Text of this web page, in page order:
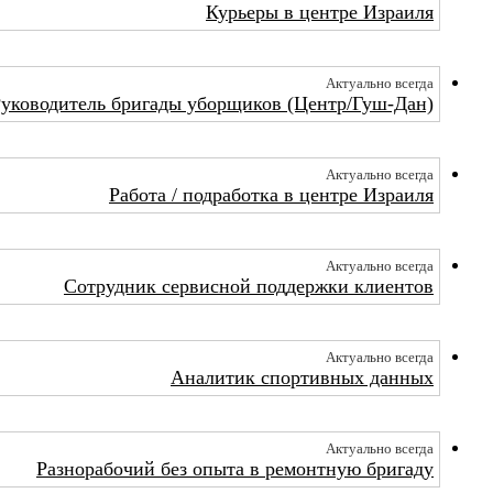
Курьеры в центре Израиля
Актуально всегда
бригады уборщиков (Центр/Гуш-Дан)
Актуально всегда
Работа / подработка в центре Израиля
Актуально всегда
Сотрудник сервисной поддержки клиентов
Актуально всегда
Аналитик спортивных данных
Актуально всегда
Разнорабочий без опыта в ремонтную бригаду